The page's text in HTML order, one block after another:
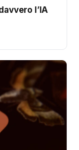
l’IA